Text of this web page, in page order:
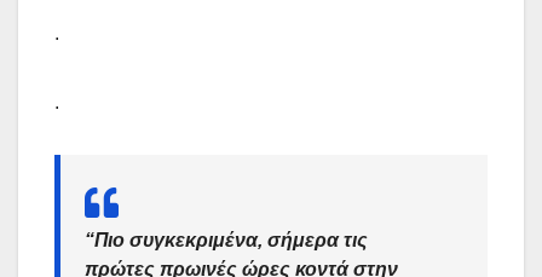
.
.
“Πιο συγκεκριμένα, σήμερα τις
πρώτες πρωινές ώρες κοντά στην